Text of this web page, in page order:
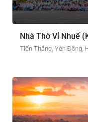
Nhà Thờ Vỉ Nhuế
Tiến Thắng, Yên Đồng,